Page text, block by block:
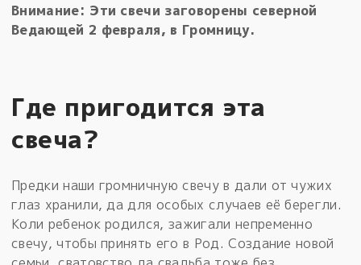
Внимание: Эти свечи заговорены северной
Ведающей 2 февраля, в Громницу.
Где пригодится эта
свеча?
Предки наши громничную свечу в дали от чужих
глаз хранили, да для особых случаев её берегли.
Коли ребенок родился, зажигали непременно
свечу, чтобы принять его в Род. Создание новой